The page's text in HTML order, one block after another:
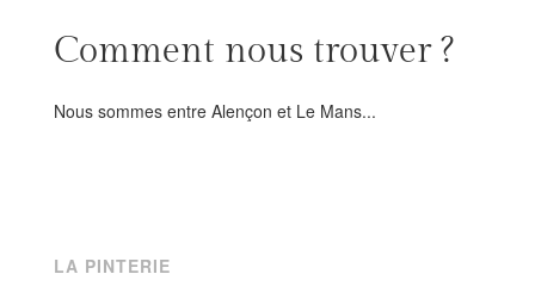
Comment nous trouver ?
Nous sommes entre Alençon et Le Mans...
LA PINTERIE